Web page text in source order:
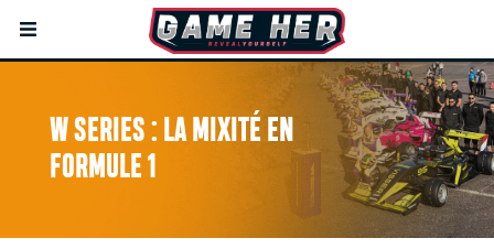
W SERIES : LA MIXITÉ EN
FORMULE 1